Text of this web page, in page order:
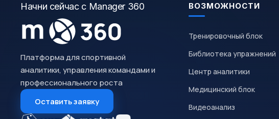
Начни сейчас с Manager 360
Платформа для спортивной
аналитики, управления командами и
профессионального роста
Оставить заявку
ВОЗМОЖНОСТИ
Тренировочный блок
Библиотека упражнений
Центр аналитики
Медицинский блок
Видеоанализ